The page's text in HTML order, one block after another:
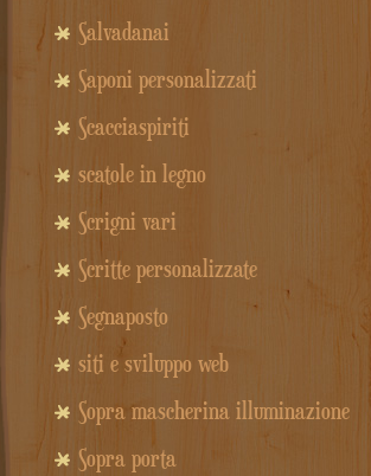
Salvadanai
Saponi personalizzati
Scacciaspiriti
scatole in legno
Scrigni vari
Scritte personalizzate
Segnaposto
siti e sviluppo web
Sopra mascherina illuminazione
Sopra porta